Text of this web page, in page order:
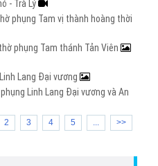
- Trà Lý
phụng Tam vị thành hoàng thời
phụng Tam thánh Tản Viên
Lang Đại vương
Linh Lang Đại vương và An
2 3 4 5 ... >>